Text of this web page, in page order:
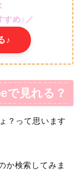
すめ♪／
♪
で見れる？
？って思います
か検索してみま